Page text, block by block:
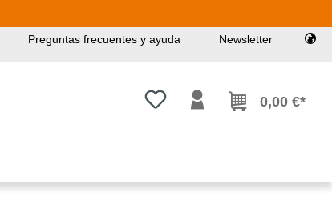
Preguntas frecuentes y ayuda Newsletter
Tienes 0 artículos en tu lista de
0,00 €*